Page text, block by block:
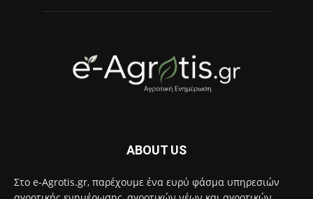
ABOUT US
Στο e-Agrotis.gr, παρέχουμε ένα ευρύ φάσμα υπηρεσιών